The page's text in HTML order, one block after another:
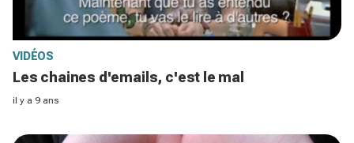
VIDÉOS
Les chaines d'emails, c'est le mal
il y a 9 ans